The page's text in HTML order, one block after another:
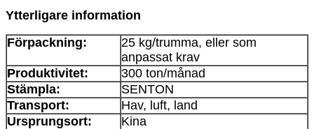
Ytterligare information
Förpackning:
25 kg/trumma, eller som
anpassat krav
Produktivitet:
300 ton/månad
Stämpla:
SENTON
Transport:
Hav, luft, land
Ursprungsort:
Kina